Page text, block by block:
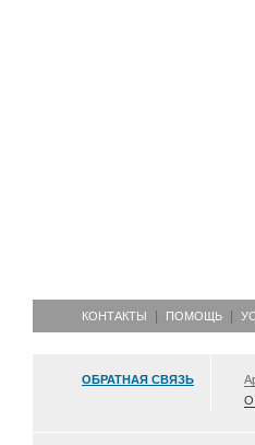
КОНТАКТЫ ПОМОЩЬ
ОБРАТНАЯ СВЯЗЬ
О